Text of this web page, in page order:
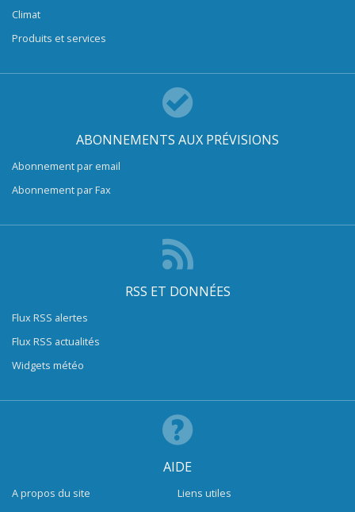
Climat
Produits et services
ABONNEMENTS AUX PRÉVISIONS
Abonnement par email
Abonnement par Fax
RSS ET DONNÉES
Flux RSS alertes
Flux RSS actualités
Widgets météo
AIDE
A propos du site
Liens utiles